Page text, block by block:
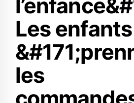
Les enfants
les